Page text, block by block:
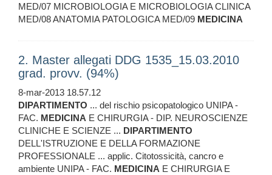
MED/07 MICROBIOLOGIA E MICROBIOLOGIA CLINICA
MED/08 ANATOMIA PATOLOGICA MED/09 MEDICINA
2. Master allegati DDG 1535_15.03.2010
grad. provv. (94%)
8-mar-2013 18.57.12
DIPARTIMENTO ... del rischio psicopatologico UNIPA -
FAC. MEDICINA E CHIRURGIA - DIP. NEUROSCIENZE
CLINICHE E SCIENZE ... DIPARTIMENTO
DELL'ISTRUZIONE E DELLA FORMAZIONE
PROFESSIONALE ... applic. Citotossicità, cancro e
ambiente UNIPA - FAC. MEDICINA E CHIRURGIA E